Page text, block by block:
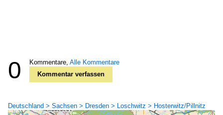
0 Kommentare, Alle Kommentare
Kommentar verfassen
Deutschland > Sachsen > Dresden > Loschwitz > Hosterwitz/Pillnitz